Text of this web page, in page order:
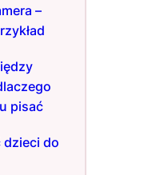
–
pisać
dzieci do